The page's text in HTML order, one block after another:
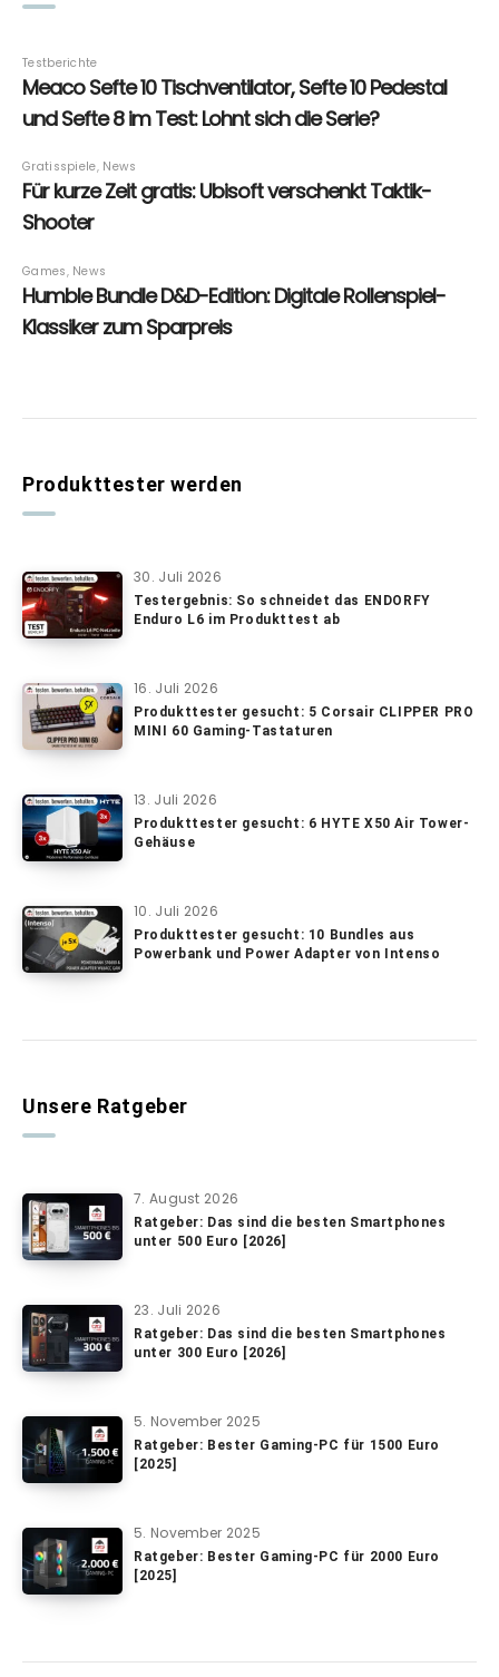
Produkttester werden
30. Juli 2026
Testergebnis: So schneidet das ENDORFY
Enduro L6 im Produkttest ab
16. Juli 2026
Produkttester gesucht: 5 Corsair CLIPPER PRO
MINI 60 Gaming-Tastaturen
13. Juli 2026
Produkttester gesucht: 6 HYTE X50 Air Tower-
Gehäuse
10. Juli 2026
Produkttester gesucht: 10 Bundles aus
Powerbank und Power Adapter von Intenso
Unsere Ratgeber
7. August 2026
Ratgeber: Das sind die besten Smartphones
unter 500 Euro [2026]
23. Juli 2026
Ratgeber: Das sind die besten Smartphones
unter 300 Euro [2026]
5. November 2025
Ratgeber: Bester Gaming-PC für 1500 Euro
[2025]
5. November 2025
Ratgeber: Bester Gaming-PC für 2000 Euro
[2025]